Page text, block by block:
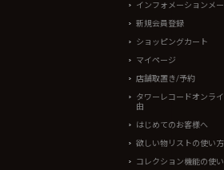
インフォメーションメ
新規会員登録
ショッピングカート
マイページ
店舗取置き/予約
タワーレコードオンラ
由
はじめてのお客様へ
欲しい物リストの使い方
コレクション機能の使